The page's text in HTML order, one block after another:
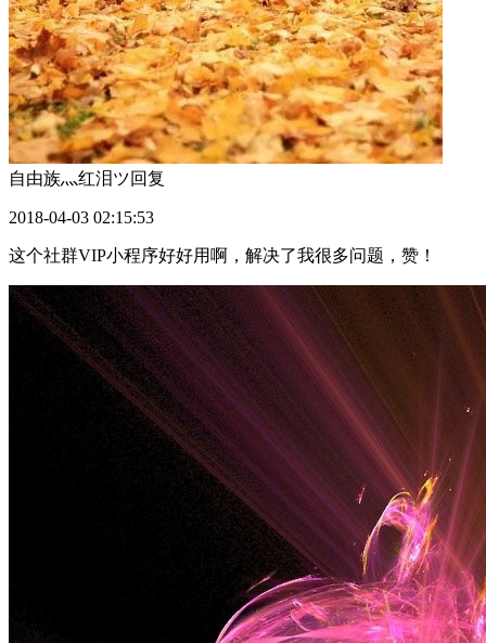
自由族灬红泪ツ回复
2018-04-03 02:15:53
这个社群VIP小程序好好用啊，解决了我很多问题，赞！